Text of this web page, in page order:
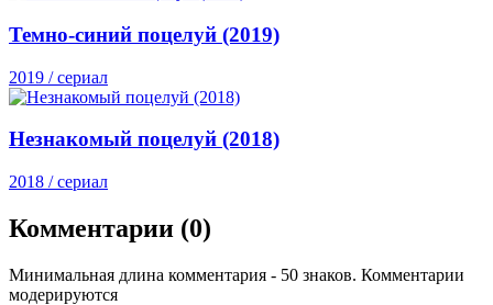
Темно-синий поцелуй (2019)
2019 / сериал
Незнакомый поцелуй (2018)
2018 / сериал
Комментарии (0)
Минимальная длина комментария - 50 знаков. Комментарии
модерируются